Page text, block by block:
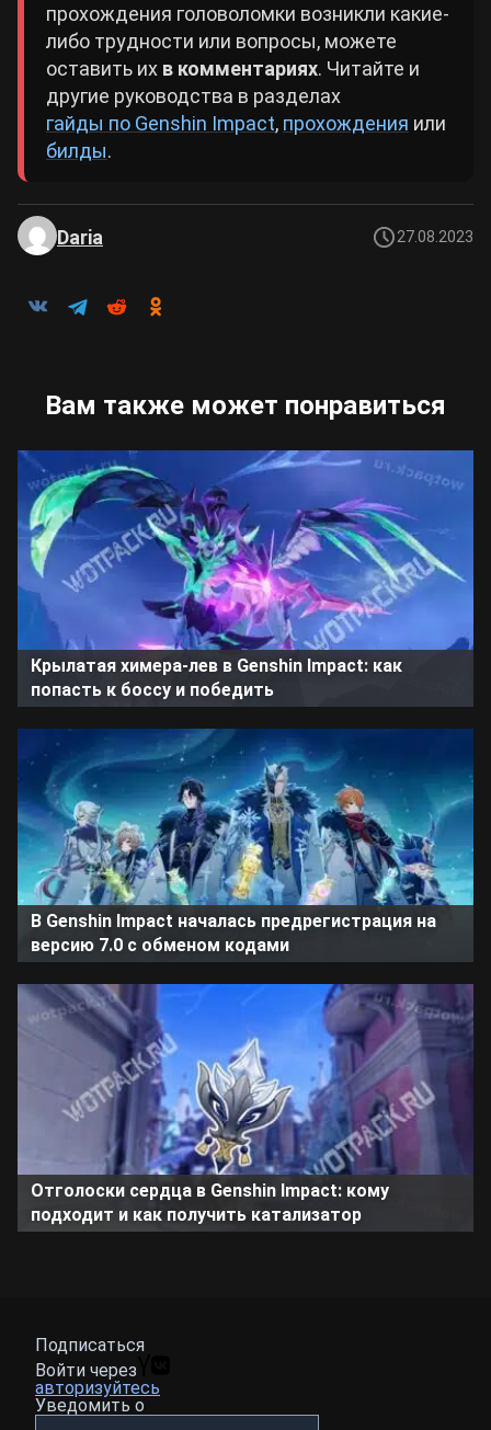
прохождения головоломки возникли какие-
либо трудности или вопросы, можете
оставить их в комментариях. Читайте и
другие руководства в разделах
гайды по Genshin Impact, прохождения или
билды.
Daria 27.08.2023
Вам также может понравиться
Крылатая химера-лев в Genshin Impact: как
попасть к боссу и победить
В Genshin Impact началась предрегистрация на
версию 7.0 с обменом кодами
Отголоски сердца в Genshin Impact: кому
подходит и как получить катализатор
Подписаться
Войти через
авторизуйтесь
Уведомить о